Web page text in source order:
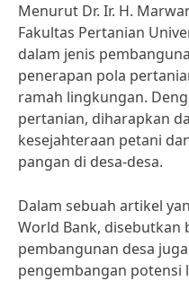
Menurut Dr. Ir. H.
Fakultas Pertanian
dalam jenis
penerapan pola
ramah lingkungan.
pertanian, diharapkan
kesejahteraan petani
pangan di desa-desa.
Dalam sebuah artikel
World Bank, disebutkan
pembangunan desa
pengembangan potensi